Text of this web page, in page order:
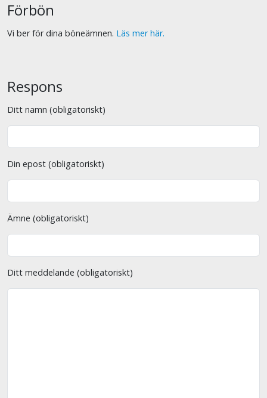
Förbön
Vi ber för dina böneämnen. Läs mer här.
Respons
Ditt namn (obligatoriskt)
Din epost (obligatoriskt)
Ämne (obligatoriskt)
Ditt meddelande (obligatoriskt)